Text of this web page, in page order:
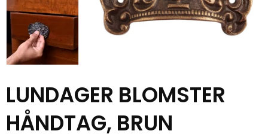
LUNDAGER BLOMSTER
HÅNDTAG, BRUN